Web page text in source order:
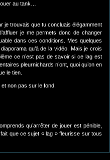
au tank…
je trouvais que tu concluais élégamment
je me permets donc de changer
dans ces conditions. Mes quelques
qu’à de la vidéo. Mais je crois
ce n’est pas de savoir si ce lag est
pleurnichards n’ont, quoi qu’on en
le tien.
non pas sur le fond.
qu’arrêter de jouer est pénible,
que ce sujet « lag » fleurisse sur tous